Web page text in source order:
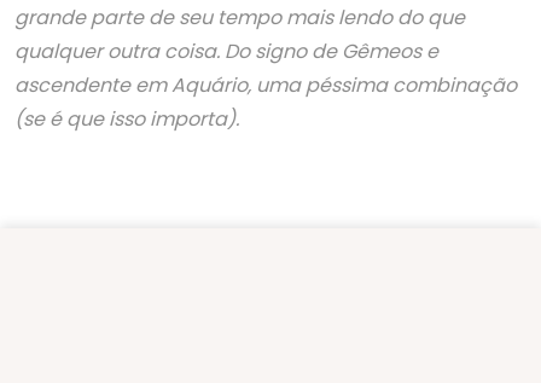
grande parte de seu tempo mais lendo do que
qualquer outra coisa. Do signo de Gêmeos e
ascendente em Aquário, uma péssima combinação
(se é que isso importa).